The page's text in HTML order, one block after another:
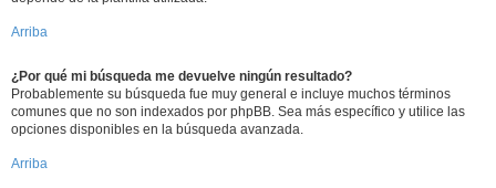
Arriba
¿Por qué mi búsqueda me devuelve ningún resultado?
Probablemente su búsqueda fue muy general e incluye muchos términos
comunes que no son indexados por phpBB. Sea más específico y utilice las
opciones disponibles en la búsqueda avanzada.
Arriba